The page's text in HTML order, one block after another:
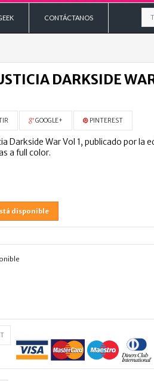
CONTÁCTANOS
DARKSIDE
GOOGLE+ PINTEREST
Darkside War Vol 1, publicado por la
a full color.
disponible